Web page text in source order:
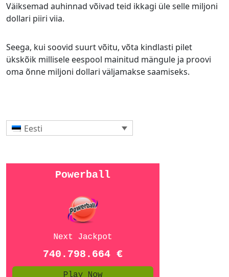
Väiksemad auhinnad võivad teid ikkagi üle selle miljoni
dollari piiri viia.
Seega, kui soovid suurt võitu, võta kindlasti pilet
ükskõik millisele eespool mainitud mängule ja proovi
oma õnne miljoni dollari väljamakse saamiseks.
Eesti